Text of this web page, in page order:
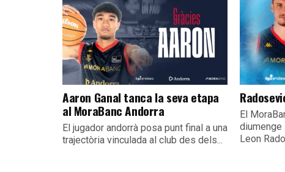
Aaron Ganal tanca la seva etapa
al MoraBanc Andorra
El jugador andorrà posa punt final a una
trajectòria vinculada al club des dels...
El
diumenge
Leon